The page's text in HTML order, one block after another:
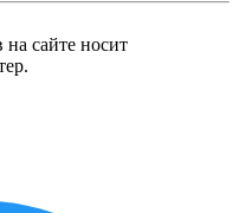
сайте носит